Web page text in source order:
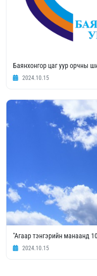
Баянхонгор цаг уур орчны
2024.10.15
"Агаар тэнгэрийн манаанд
2024.10.15